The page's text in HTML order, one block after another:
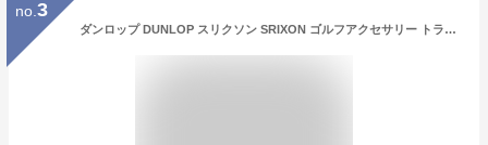
no. 3
ダンロップ DUNLOP スリクソン SRIXON ゴルフアクセサリー トラベルカバー GGB-S121T 8.5~9.5型用 GGBS121T